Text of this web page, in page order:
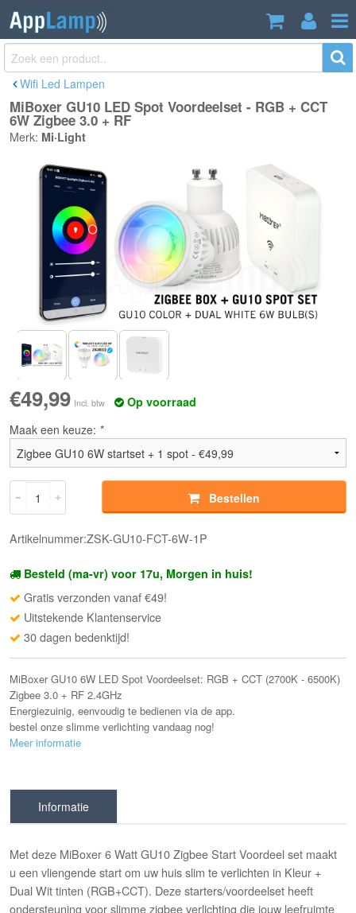
MiBoxer GU10 LED Spot Voordeelset -
RGB + CCT 6W Zigbee 3.0 + RF
€49,99
Wifi Led Lampen
MiBoxer GU10 LED Spot Voordeelset - RGB + CCT
6W Zigbee 3.0 + RF
Merk: Mi·Light
€49,99 Incl. btw
Op voorraad
Maak een keuze: *
Bestellen
Artikelnummer:ZSK-GU10-FCT-6W-1P
Besteld (ma-vr) voor 17u, Morgen in huis!
Gratis verzonden vanaf €49!
Uitstekende Klantenservice
30 dagen bedenktijd!
MiBoxer GU10 6W LED Spot Voordeelset: RGB + CCT (2700K - 6500K)
Zigbee 3.0 + RF 2.4GHz
Energiezuinig, eenvoudig te bedienen via de app.
bestel onze slimme verlichting vandaag nog!
Meer informatie
Informatie
Met deze MiBoxer 6 Watt GU10 Zigbee Start Voordeel set maakt
u een vliengende start om uw huis slim te verlichten in Kleur +
Dual Wit tinten (RGB+CCT). Deze starters/voordeelset heeft
ondersteuning voor slimme zigbee verlichting die jouw leefruimte